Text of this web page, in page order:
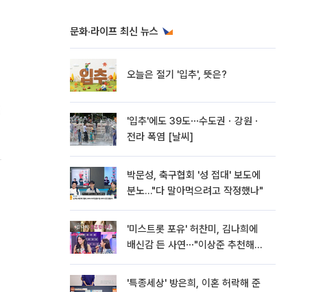
문화·라이프 최신 뉴스
오늘은 절기 '입추', 뜻은?
'입추'에도 39도⋯수도권ㆍ강원ㆍ
전라 폭염 [날씨]
박문성, 축구협회 '성 접대' 보도에
분노…"다 말아먹으려고 작정했나"
'미스트롯 포유' 허찬미, 김나희에
배신감 든 사연⋯"이상준 추천해주
'특종세상' 방은희, 이혼 허락해 준